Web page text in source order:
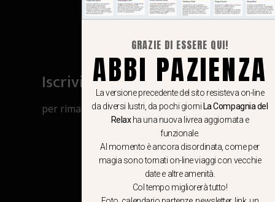
Iscriviti al canale Whatsapp
per rimanere aggiornato su viaggi, eventi
e notizie!
CLICCA QUI
GRAZIE DI ESSERE QUI!
ABBI PAZIENZA
La versione precedente del sito resisteva on-line
da diversi lustri, da pochi giorni La Compagnia del
Relaxha una nuova livrea aggiornata e
funzionale.
Al momento è ancora disordinata, come per
magia sono tornati on-line viaggi con vecchie
date e altre amenità.
Col tempo migliorerà tutto!